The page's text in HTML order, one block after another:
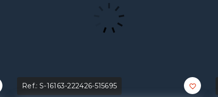
Ref.:S-16163-222426-515695